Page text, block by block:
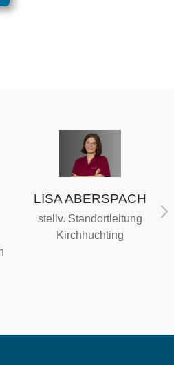
LISA ABERSPACH
stellv. Standortleitung
Kirchhuchting